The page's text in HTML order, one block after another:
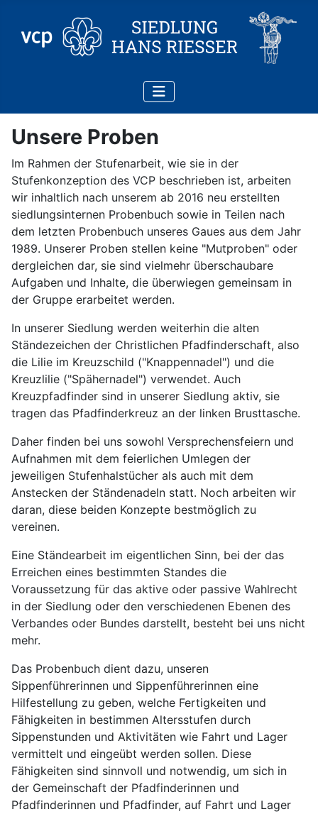
Unsere Proben
Im Rahmen der Stufenarbeit, wie sie in der
Stufenkonzeption des VCP beschrieben ist, arbeiten
wir inhaltlich nach unserem ab 2016 neu erstellten
siedlungsinternen Probenbuch sowie in Teilen nach
dem letzten Probenbuch unseres Gaues aus dem Jahr
1989. Unserer Proben stellen keine "Mutproben" oder
dergleichen dar, sie sind vielmehr überschaubare
Aufgaben und Inhalte, die überwiegen gemeinsam in
der Gruppe erarbeitet werden.
In unserer Siedlung werden weiterhin die alten
Ständezeichen der Christlichen Pfadfinderschaft, also
die Lilie im Kreuzschild ("Knappennadel") und die
Kreuzlilie ("Spähernadel") verwendet. Auch
Kreuzpfadfinder sind in unserer Siedlung aktiv, sie
tragen das Pfadfinderkreuz an der linken Brusttasche.
Daher finden bei uns sowohl Versprechensfeiern und
Aufnahmen mit dem feierlichen Umlegen der
jeweiligen Stufenhalstücher als auch mit dem
Anstecken der Ständenadeln statt. Noch arbeiten wir
daran, diese beiden Konzepte bestmöglich zu
vereinen.
Eine Ständearbeit im eigentlichen Sinn, bei der das
Erreichen eines bestimmten Standes die
Voraussetzung für das aktive oder passive Wahlrecht
in der Siedlung oder den verschiedenen Ebenen des
Verbandes oder Bundes darstellt, besteht bei uns nicht
mehr.
Das Probenbuch dient dazu, unseren
Sippenführerinnen und Sippenführerinnen eine
Hilfestellung zu geben, welche Fertigkeiten und
Fähigkeiten in bestimmen Altersstufen durch
Sippenstunden und Aktivitäten wie Fahrt und Lager
vermittelt und eingeübt werden sollen. Diese
Fähigkeiten sind sinnvoll und notwendig, um sich in
der Gemeinschaft der Pfadfinderinnen und
Pfadfinderinnen und Pfadfinder, auf Fahrt und Lager